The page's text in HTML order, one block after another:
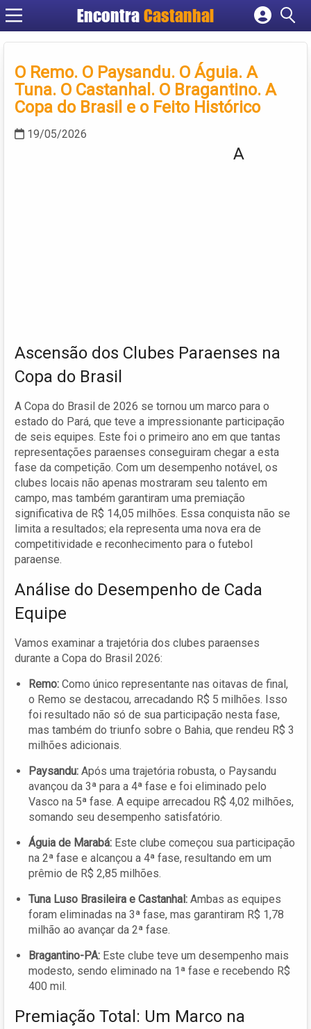
EncontraCastanhal
Cadastrar empresa
Criar conta
O Remo. O Paysandu. O Águia. A
Tuna. O Castanhal. O Bragantino. A
Copa do Brasil e o Feito Histórico
19/05/2026
A
Ascensão dos Clubes Paraenses na
Copa do Brasil
A Copa do Brasil de 2026 se tornou um marco para o
estado do Pará, que teve a impressionante participação
de seis equipes. Este foi o primeiro ano em que tantas
representações paraenses conseguiram chegar a esta
fase da competição. Com um desempenho notável, os
clubes locais não apenas mostraram seu talento em
campo, mas também garantiram uma premiação
significativa de R$ 14,05 milhões. Essa conquista não se
limita a resultados; ela representa uma nova era de
competitividade e reconhecimento para o futebol
paraense.
Análise do Desempenho de Cada
Equipe
Vamos examinar a trajetória dos clubes paraenses
durante a Copa do Brasil 2026:
Remo: Como único representante nas oitavas de final,
o Remo se destacou, arrecadando R$ 5 milhões. Isso
foi resultado não só de sua participação nesta fase,
mas também do triunfo sobre o Bahia, que rendeu R$ 3
milhões adicionais.
Paysandu: Após uma trajetória robusta, o Paysandu
avançou da 3ª para a 4ª fase e foi eliminado pelo
Vasco na 5ª fase. A equipe arrecadou R$ 4,02 milhões,
somando seu desempenho satisfatório.
Águia de Marabá: Este clube começou sua participação
na 2ª fase e alcançou a 4ª fase, resultando em um
prêmio de R$ 2,85 milhões.
Tuna Luso Brasileira e Castanhal: Ambas as equipes
foram eliminadas na 3ª fase, mas garantiram R$ 1,78
milhão ao avançar da 2ª fase.
Bragantino-PA: Este clube teve um desempenho mais
modesto, sendo eliminado na 1ª fase e recebendo R$
400 mil.
Premiação Total: Um Marco na